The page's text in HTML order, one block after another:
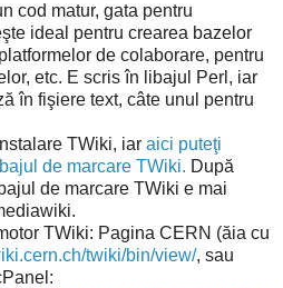
cod matur, gata pentru
ideal pentru crearea bazelor
de colaborare, pentru
etc. E scris în libajul Perl, iar
în fişiere text, câte unul pentru
TWiki, iar aici puteţi
de marcare TWiki. După
de marcare TWiki e mai
TWiki: Pagina CERN (ăia cu
twiki/bin/view/, sau